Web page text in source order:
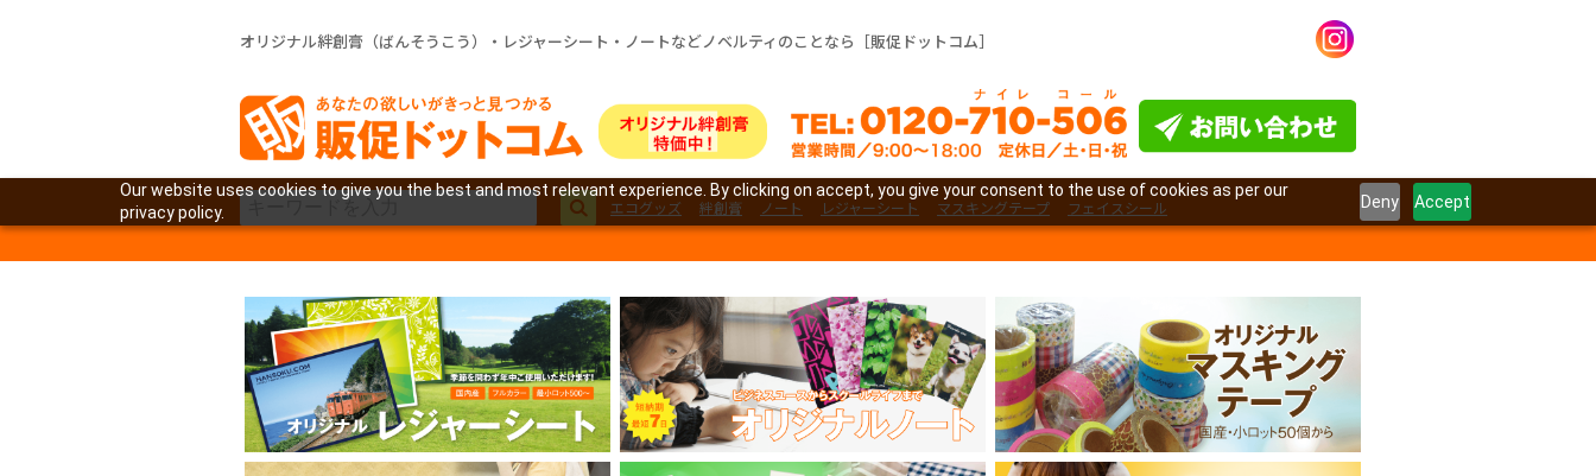
Our website uses cookies to give you the best and most relevant experience. By clicking on accept, you give your consent to the use of cookies as per our
privacy policy.
Deny Accept
オリジナル絆創膏（ばんそうこう）・レジャーシート・ノートなどノベルティのことなら［販促ドットコム］
エコグッズ 絆創膏 ノート レジャーシート マスキングテープ フェイスシール